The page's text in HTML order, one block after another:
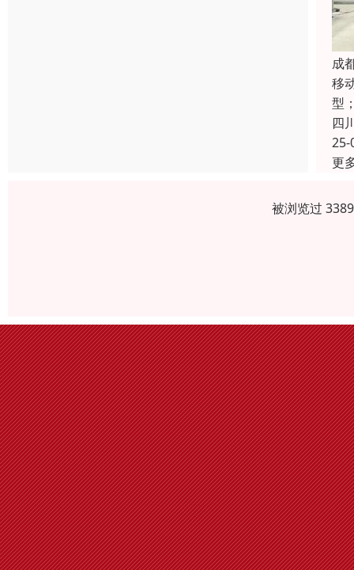
成
移
型
四
25-
更
被浏览过